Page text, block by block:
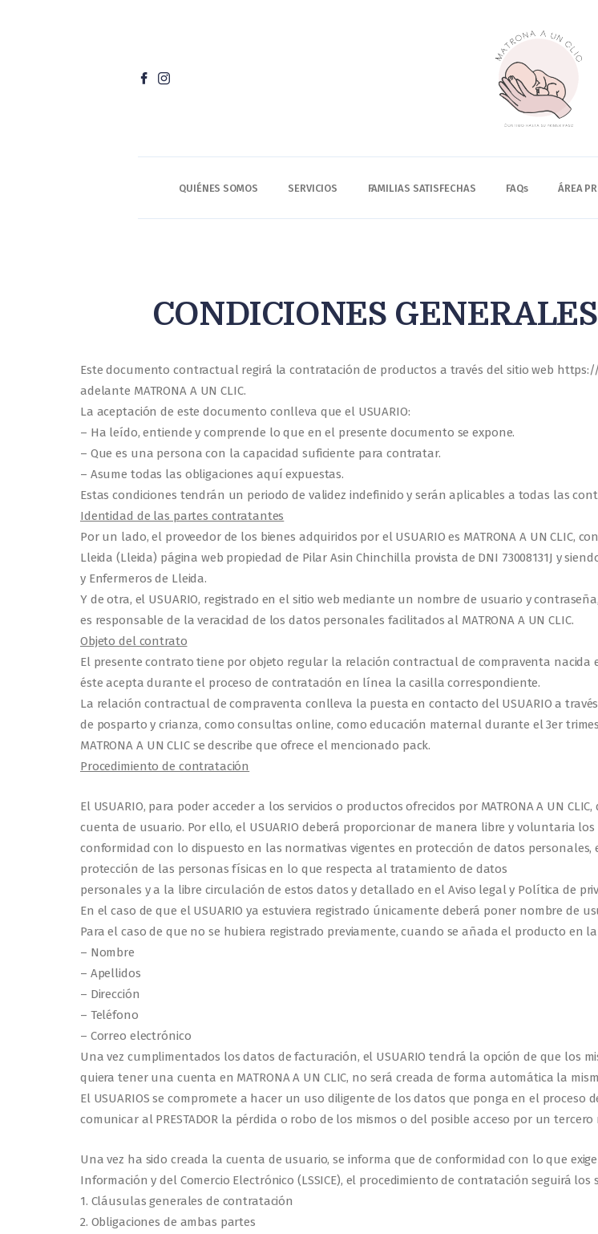
QUIÉNES SOMOS SERVICIOS FAMILIAS SATISFECHAS FAQs ÁREA
FAMILIAS SATISFECHAS
ÁREA PRIVADA
CONDICIONES
Este documento contractual regirá la contratación de productos a través del sitio web https://
adelante MATRONA A UN CLIC.
La aceptación de este documento conlleva que el USUARIO:
– Ha leído, entiende y comprende lo que en el presente documento se expone.
– Que es una persona con la capacidad suficiente para contratar.
– Asume todas las obligaciones aquí expuestas.
Estas condiciones tendrán un periodo de validez indefinido y serán aplicables a todas las
Identidad de las partes contratantes
Por un lado, el proveedor de los bienes adquiridos por el USUARIO es MATRONA A UN CLIC,
Lleida (Lleida) página web propiedad de Pilar Asin Chinchilla provista de DNI 73008131J y
y Enfermeros de Lleida.
Y de otra, el USUARIO, registrado en el sitio web mediante un nombre de usuario y
es responsable de la veracidad de los datos personales facilitados al MATRONA A UN CLIC.
Objeto del contrato
El presente contrato tiene por objeto regular la relación contractual de compraventa nacida
éste acepta durante el proceso de contratación en línea la casilla correspondiente.
La relación contractual de compraventa conlleva la puesta en contacto del USUARIO a
de posparto y crianza, como consultas online, como educación maternal durante el 3er
MATRONA A UN CLIC se describe que ofrece el mencionado pack.
Procedimiento de contratación
El USUARIO, para poder acceder a los servicios o productos ofrecidos por MATRONA A UN
cuenta de usuario. Por ello, el USUARIO deberá proporcionar de manera libre y voluntaria
conformidad con lo dispuesto en las normativas vigentes en protección de datos personales,
protección de las personas físicas en lo que respecta al tratamiento de datos
personales y a la libre circulación de estos datos y detallado en el Aviso legal y Política de
En el caso de que el USUARIO ya estuviera registrado únicamente deberá poner nombre de
Para el caso de que no se hubiera registrado previamente, cuando se añada el producto en
– Nombre
– Apellidos
– Dirección
– Teléfono
– Correo electrónico
Una vez cumplimentados los datos de facturación, el USUARIO tendrá la opción de que los
quiera tener una cuenta en MATRONA A UN CLIC, no será creada de forma automática la
El USUARIOS se compromete a hacer un uso diligente de los datos que ponga en el proceso
comunicar al PRESTADOR la pérdida o robo de los mismos o del posible acceso por un
Una vez ha sido creada la cuenta de usuario, se informa que de conformidad con lo que
Información y del Comercio Electrónico (LSSICE), el procedimiento de contratación seguirá los
1. Cláusulas generales de contratación
2. Obligaciones de ambas partes